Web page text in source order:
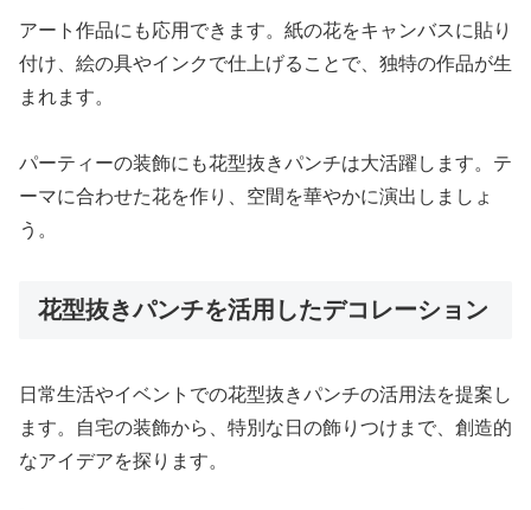
アート作品にも応用できます。紙の花をキャンバスに貼り
付け、絵の具やインクで仕上げることで、独特の作品が生
まれます。
パーティーの装飾にも花型抜きパンチは大活躍します。テ
ーマに合わせた花を作り、空間を華やかに演出しましょ
う。
花型抜きパンチを活用したデコレーション
日常生活やイベントでの花型抜きパンチの活用法を提案し
ます。自宅の装飾から、特別な日の飾りつけまで、創造的
なアイデアを探ります。